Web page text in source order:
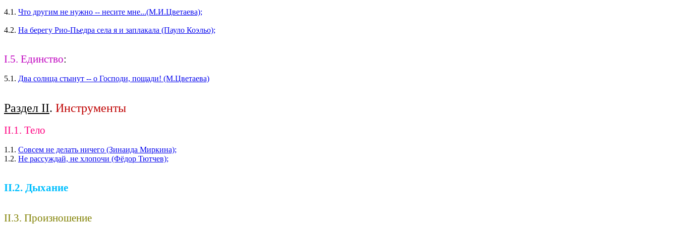
4.1. Что другим не нужно -- несите мне...(М.И.Цветаева);
4.2. На берегу Рио-Пьедра села я и заплакала (Пауло Коэльо);
I.5. Единство:
5.1. Два солнца стынут -- о Господи, пощади! (М.Цветаева)
Раздел II. Инструменты
II.1. Тело
1.1. Совсем не делать ничего (Зинаида Миркина);
1.2. Не рассуждай, не хлопочи (Фёдор Тютчев);
II.2. Дыхание
II.3. Произношение